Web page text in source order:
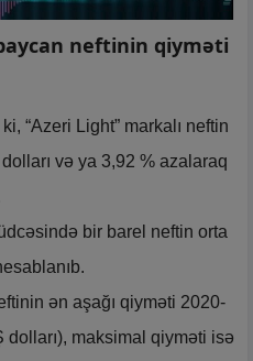
neftinin qiyməti
“Azeri Light” markalı neftin
və ya 3,92 % azalaraq
bir barel neftin orta
ən aşağı qiyməti 2020-
maksimal qiyməti isə